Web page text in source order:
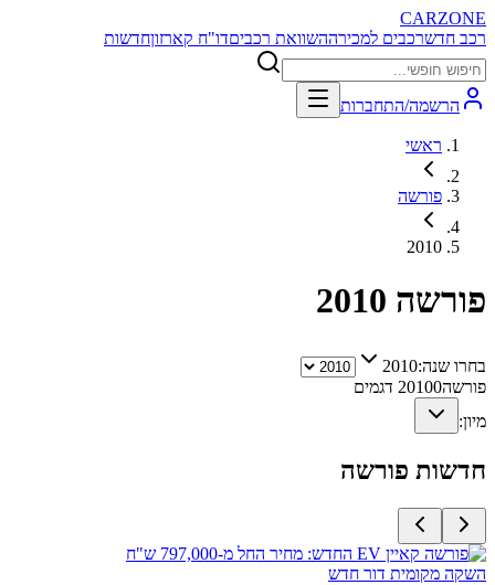
CARZONE
רכב חדשרכבים למכירההשוואת רכביםדו"ח קארזוןחדשות
הרשמה/התחברות
ראשי
פורשה
2010
פורשה 2010
בחרו שנה:2010
פורשה 20100
דגמים
מיון:
חדשות פורשה
השקה מקומית דור חדש